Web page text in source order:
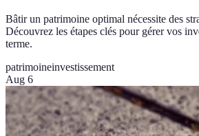
Bâtir un patrimoine optimal nécessite des
Découvrez les étapes clés pour gérer vos
terme.
patrimoineinvestissement
Aug 6